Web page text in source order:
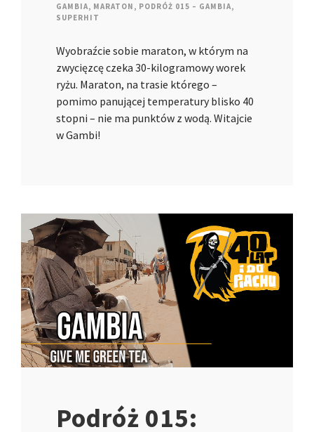
GAMBIA, MARATON , PODRÓŻ 015 – GAMBIA,
SUPERHIT
Wyobraźcie sobie maraton, w którym na
zwycięzcę czeka 30-kilogramowy worek
ryżu. Maraton, na trasie którego –
pomimo panującej temperatury blisko 40
stopni – nie ma punktów z wodą. Witajcie
w Gambi!
Podróż 015: